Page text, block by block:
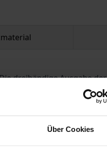
Über Cookies
dreibändige Ausgabe
und
Gravaris, Kuno Lorenz,
Sarmas, Dimitrios